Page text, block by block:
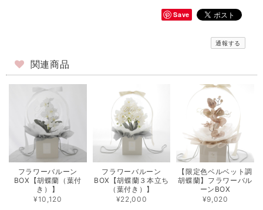
Save
通報する
関連商品
フラワーバルーン
BOX【胡蝶蘭（葉付
き）】
¥10,120
フラワーバルーン
BOX【胡蝶蘭３本立ち
（葉付き）】
¥22,000
【限定色ベルベット調
胡蝶蘭】フラワーバル
ーンBOX
¥9,020